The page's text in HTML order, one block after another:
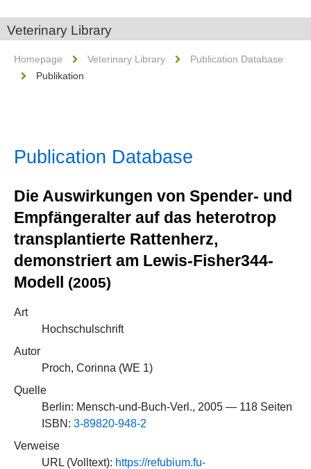
Veterinary Library
Homepage Veterinary Library
Publication Database
Publikation
Publication Database
Die Auswirkungen von Spender- und
Empfängeralter auf das heterotrop
transplantierte Rattenherz,
demonstriert am Lewis-Fisher344-
Modell (2005)
Art
Hochschulschrift
Autor
Proch, Corinna (WE 1)
Quelle
Berlin: Mensch-und-Buch-Verl., 2005 — 118 Seiten
ISBN: 3-89820-948-2
Verweise
URL (Volltext): https://refubium.fu-